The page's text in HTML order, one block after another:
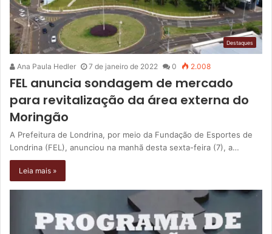
Destaques
Ana Paula Hedler 7 de janeiro de 2022 0 2.008
FEL anuncia sondagem de mercado
para revitalização da área externa do
Moringão
A Prefeitura de Londrina, por meio da Fundação de Esportes de
Londrina (FEL), anunciou na manhã desta sexta-feira (7), a…
Leia mais »